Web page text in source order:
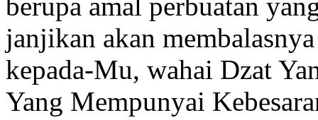
janjikan akan
kepada-Mu, wahai Dzat
Yang Mempunyai